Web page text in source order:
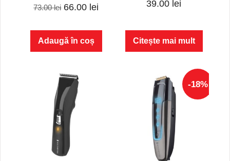
4.80
out of 5
73.00lei Prețul
a
fost:
66.00 lei
66.00 lei.
Adaugă în coș
o
f
39.00 lei
Citește mai mult
-18%